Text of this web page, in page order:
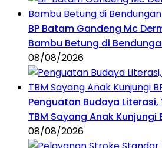
BP Batam Gandeng Mc
Bambu Betung di
08/08/2026
Penguatan Budaya
TBM Sayang Anak Kunjungi
08/08/2026